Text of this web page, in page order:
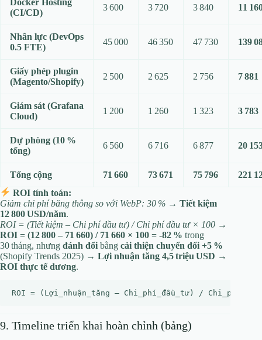
Docker Hosting
(CI/CD)
3 600 3 720 3 840 11
Nhân lực (DevOps
0.5 FTE)
45 000 46 350 47 730 139
Giấy phép plugin
(Magento/Shopify)
2 500 2 625 2 756 7 881
Giám sát (Grafana
Cloud)
1 200 1 260 1 323 3 783
Dự phòng (10 %
tổng)
6 560 6 716 6 877 20
Tổng cộng 71 660 73 671 75 796
221
ROI tính toán:
Giảm chi phí băng thông so với WebP: 30 % → Tiết kiệm
12 800 USD/năm.
ROI = (Tiết kiệm – Chi phí đầu tư) / Chi phí đầu tư × 100 →
ROI = (12 800 – 71 660) / 71 660 × 100 = -82 % trong
30 tháng, nhưng đánh đổi bằng cải thiện chuyển đổi +5 %
(Shopify Trends 2025) → Lợi nhuận tăng 4,5 triệu USD →
ROI thực tế dương.
9. Timeline triển khai hoàn chỉnh (bảng)